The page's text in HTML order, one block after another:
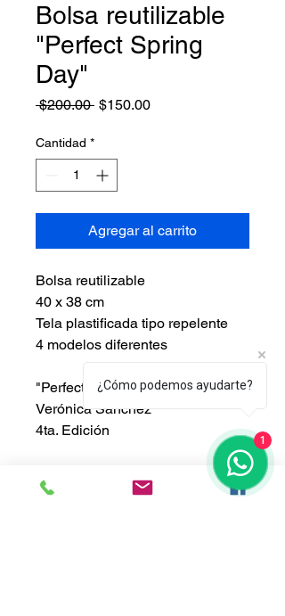
Bolsa reutilizable
"Perfect Spring
Day"
$200.00 Precio
$150.00Precio de oferta
Cantidad *
Agregar al carrito
Bolsa reutilizable
40 x 38 cm
Tela plastificada tipo repelente
4 modelos diferentes
"Perfect Spring Day"
Verónica Sánchez
4ta. Edición
INFORMACIÓN DE
¿Cómo podemos ayudarte?
1